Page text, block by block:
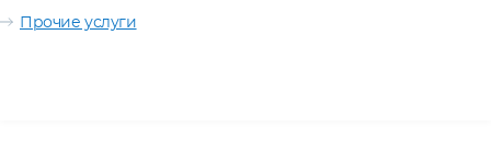
Прочие услуги